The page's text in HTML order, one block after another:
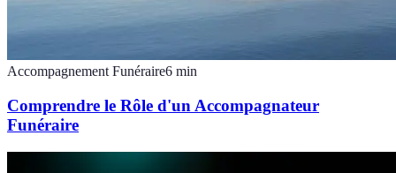
Accompagnement Funéraire6 min
Comprendre le Rôle d'un Accompagnateur
Funéraire